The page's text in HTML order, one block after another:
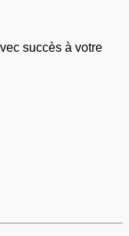
succès à votre